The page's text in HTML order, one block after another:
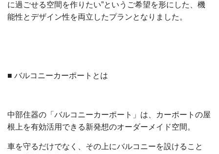
に過ごせる空間を作りたい”というご希望を形にした、機
能性とデザイン性を両立したプランとなりました。
■ バルコニーカーポートとは
中部住器の「バルコニーカーポート」は、カーポートの屋
根上を有効活用できる新発想のオーダーメイド空間。
車を守るだけでなく、その上にバルコニーを設けること